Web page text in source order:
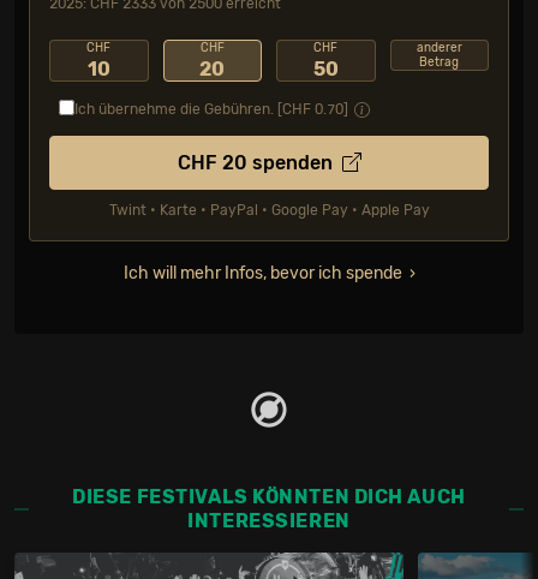
2025: CHF 2333 von 2500 erreicht
CHF
10
CHF
20
CHF
50
anderer
Betrag
Ich übernehme die Gebühren. [CHF 0.70
CHF 20 spenden
Twint • Karte • PayPal • Google Pay • Apple Pay
Ich will mehr Infos, bevor ich spende
DIESE FESTIVALS KÖNNTEN DICH AUCH
INTERESSIEREN